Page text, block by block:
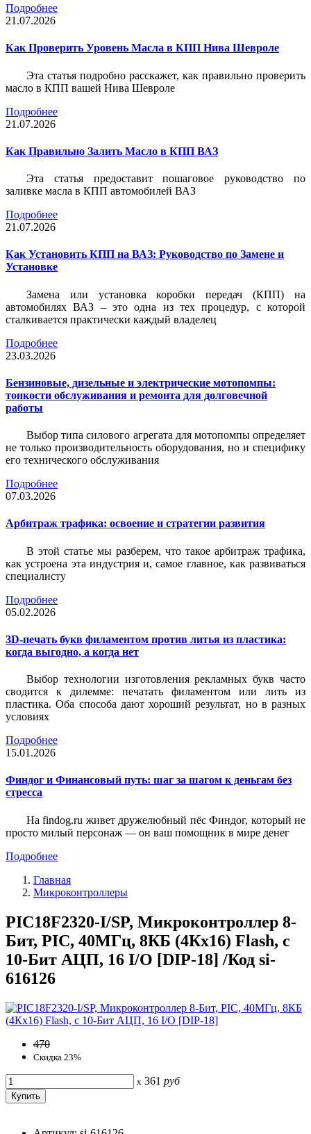
Подробнее
21.07.2026
Как Проверить Уровень Масла в КПП Нива Шевроле
Эта статья подробно расскажет, как правильно проверить
масло в КПП вашей Нива Шевроле
Подробнее
21.07.2026
Как Правильно Залить Масло в КПП ВАЗ
Эта статья предоставит пошаговое руководство по
заливке масла в КПП автомобилей ВАЗ
Подробнее
21.07.2026
Как Установить КПП на ВАЗ: Руководство по Замене и
Установке
Замена или установка коробки передач (КПП) на
автомобилях ВАЗ – это одна из тех процедур, с которой
сталкивается практически каждый владелец
Подробнее
23.03.2026
Бензиновые, дизельные и электрические мотопомпы:
тонкости обслуживания и ремонта для долговечной
работы
Выбор типа силового агрегата для мотопомпы определяет
не только производительность оборудования, но и специфику
его технического обслуживания
Подробнее
07.03.2026
Арбитраж трафика: освоение и стратегии развития
В этой статье мы разберем, что такое арбитраж трафика,
как устроена эта индустрия и, самое главное, как развиваться
специалисту
Подробнее
05.02.2026
3D-печать букв филаментом против литья из пластика:
когда выгодно, а когда нет
Выбор технологии изготовления рекламных букв часто
сводится к дилемме: печатать филаментом или лить из
пластика. Оба способа дают хороший результат, но в разных
условиях
Подробнее
15.01.2026
Финдог и Финансовый путь: шаг за шагом к деньгам без
стресса
На findog.ru живет дружелюбный пёс Финдог, который не
просто милый персонаж — он ваш помощник в мире денег
Подробнее
Главная
Микроконтроллеры
PIC18F2320-I/SP, Микроконтроллер 8-
Бит, PIC, 40МГц, 8КБ (4Кx16) Flash, c
10-Бит АЦП, 16 I/O [DIP-18] /Код si-
616126
470
Скидка 23%
x 361 руб